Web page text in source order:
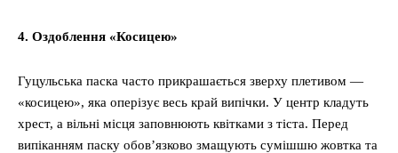
4. Оздоблення «Косицею»
Гуцульська паска часто прикрашається зверху плетивом —
«косицею», яка оперізує весь край випічки. У центр кладуть
хрест, а вільні місця заповнюють квітками з тіста. Перед
випіканням паску обов’язково змащують сумішшю жовтка та